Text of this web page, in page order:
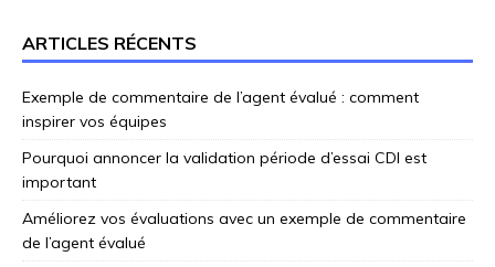
ARTICLES RÉCENTS
Exemple de commentaire de l’agent évalué : comment
inspirer vos équipes
Pourquoi annoncer la validation période d’essai CDI est
important
Améliorez vos évaluations avec un exemple de commentaire
de l’agent évalué